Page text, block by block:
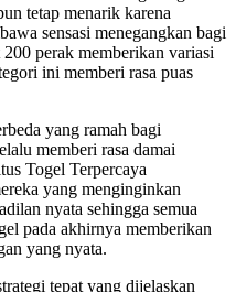
tetap menarik karena
sensasi menegangkan bagi
perak memberikan variasi
ini memberi rasa puas
yang ramah bagi
memberi rasa damai
Togel Terpercaya
yang menginginkan
nyata sehingga semua
pada akhirnya memberikan
yang nyata.
tepat yang dijelaskan